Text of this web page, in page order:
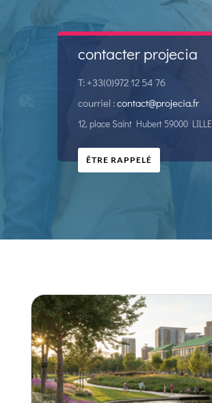
contacter projecia
T: +33(0)972 12 54 76
courriel :contact@projecia.fr
12, place Saint Hubert 59000 LILLE
ÊTRE RAPPELÉ